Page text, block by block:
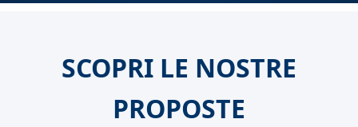
SCOPRI LE NOSTRE
PROPOSTE